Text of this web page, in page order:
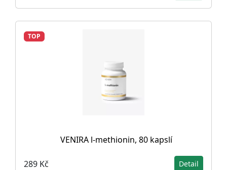
TOP
VENIRA l-methionin, 80 kapslí
289 Kč Detail